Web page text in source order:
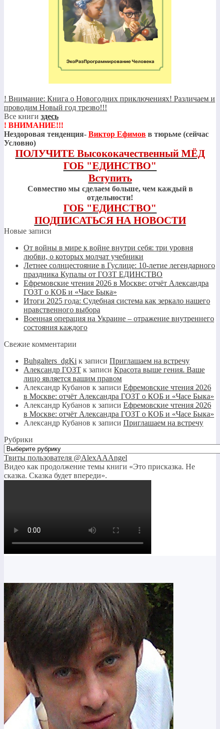
! Внимание: Книга о Новогодних приключениях! Различаем и
проводим Новый год трезво!!!
Все книги здесь
! ВНИМАНИЕ!!!
Нездоровая тенденция- Виктор Ефимов в тюрьме (сейчас
Условно)
ПОЛУЧИТЕ Высококачественный МЁД
ГОБ "ЕДИНСТВО"
Вступить
Совместно мы сделаем больше, чем каждый в
отдельности!
ГОБ "ЕДИНСТВО"
ПОДПИСАТЬСЯ НА НОВОСТИ
Новые записи
От войны в мире к войне внутри себя: три уровня
любви, о которых молчат учебники
Летнее солнцестояние в Гуслице: 10-летие легендарного
праздника Купалы от ГОЗТ ЕДИНСТВО
Ефремовские чтения 2026 в Москве: отчёт Александра
ГОЗТ о КОБ и «Часе Быка»
Итоги 2025 года: Судебная система как зеркало нашего
нравственного выбора
Военная операция на Украине – отражение внутреннего
состояния каждого
Свежие комментарии
Buhgalters_dgKi к записи Приглашаем на встречу
Александр ГОЗТ к записи Красота выше гения. Ваше
лицо является вашим правом
Александр Кубанов к записи Ефремовские чтения 2026
в Москве: отчёт Александра ГОЗТ о КОБ и «Часе Быка»
Александр Кубанов к записи Ефремовские чтения 2026
в Москве: отчёт Александра ГОЗТ о КОБ и «Часе Быка»
Александр Кубанов к записи Приглашаем на встречу
Рубрики
Рубрики
Твиты пользователя @AlexAAAngel
Видео как продолжение темы книги «Это присказка. Не
сказка. Сказка будет впереди».